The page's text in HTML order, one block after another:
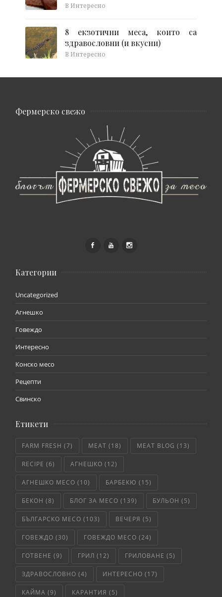
В Интересно
8 екзотични меса, които са
здравословни (и вкусни)
В Интересно
Фермерско свежо
Категории
Uncategorized
Агнешко
Говеждо
Интересно
Конско месо
Рецепти
Свинско
Етикети
FARM FRESH (7) MEAT (18) MEAT BLOG (13)
RECIPE (6) АГНЕШКО (12)
АГНЕШКО МЕСО (10) БАРБЕКЮ (15)
БЕКОН (8) БЛОГ ЗА МЕСО (139) БУЛЬОН (5)
БЪЛГАРСКО МЕСО (103) ВЕЧЕРЯ (5)
ГОВЕЖДО (30) ГОВЕЖДО МЕСО (24)
ГОТВЕНЕ (9) ГРИЛ (12) ГРИЛОВАНЕ (5)
ЗДРАВОСЛОВНО (4) ИНТЕРЕСНО (17)
КАЙМА (9) КАРАНТИЯ (5)